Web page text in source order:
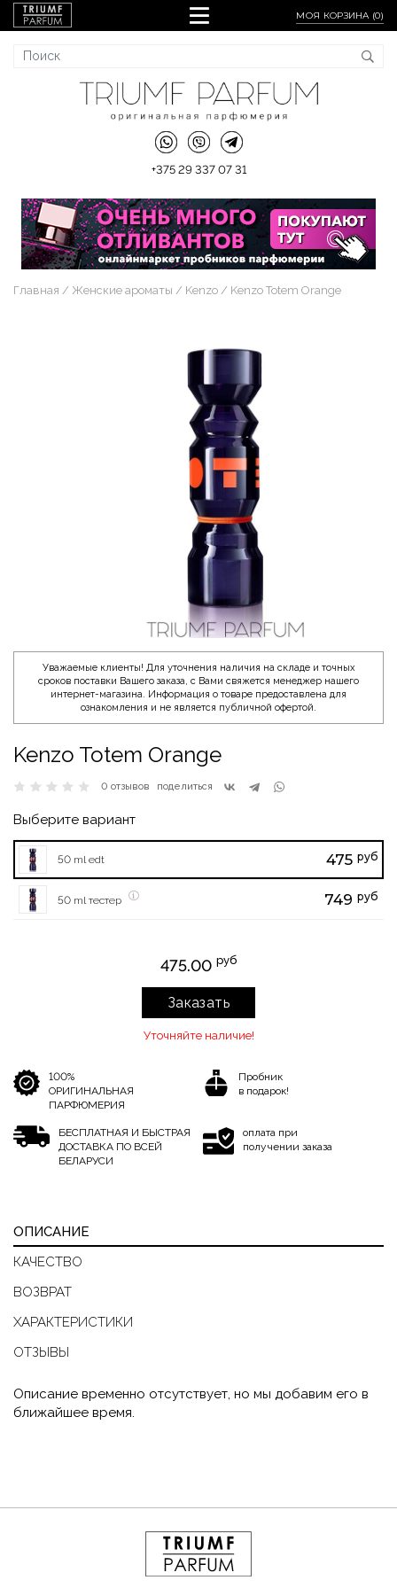
МОЯ КОРЗИНА (0)
+375 29 337 07 31
Главная Женские ароматы Kenzo Kenzo Totem Orange
Уважаемые клиенты! Для уточнения наличия на складе и точных
сроков поставки Вашего заказа, с Вами свяжется менеджер нашего
интернет-магазина. Информация о товаре предоставлена для
ознакомления и не является публичной офертой.
Kenzo Totem Orange
0 отзывов поделиться
Выберите вариант
50 ml edt 475 руб
50 ml тестер 749 руб
475.00 руб
Заказать
Уточняйте наличие!
100%
ОРИГИНАЛЬНАЯ
ПАРФЮМЕРИЯ
Пробник
в подарок!
БЕСПЛАТНАЯ И БЫСТРАЯ
ДОСТАВКА ПО ВСЕЙ
БЕЛАРУСИ
оплата при
получении заказа
ОПИСАНИЕ
КАЧЕСТВО
ВОЗВРАТ
ХАРАКТЕРИСТИКИ
ОТЗЫВЫ
Описание временно отсутствует, но мы добавим его в
ближайшее время.